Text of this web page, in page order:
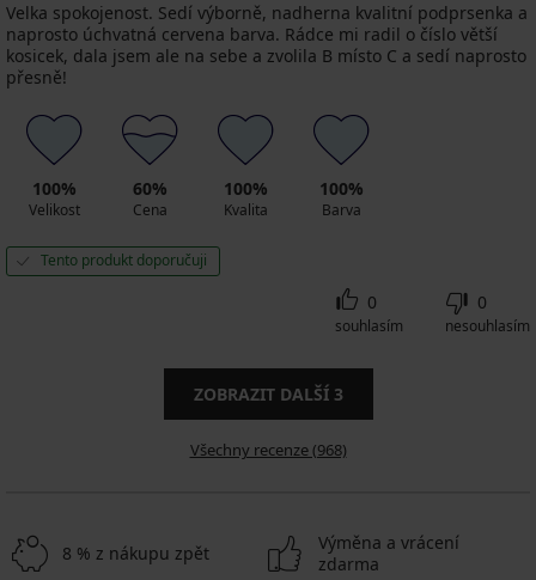
Velka spokojenost. Sedí výborně, nadherna kvalitní podprsenka a
naprosto úchvatná cervena barva. Rádce mi radil o číslo větší
kosicek, dala jsem ale na sebe a zvolila B místo C a sedí naprosto
přesně!
100%
Velikost
60%
Cena
100%
Kvalita
100%
Barva
Tento produkt doporučuji
0
souhlasím
0
nesouhlasím
ZOBRAZIT DALŠÍ 3
Všechny recenze (968)
8 % z nákupu zpět
Výměna a vrácení
zdarma